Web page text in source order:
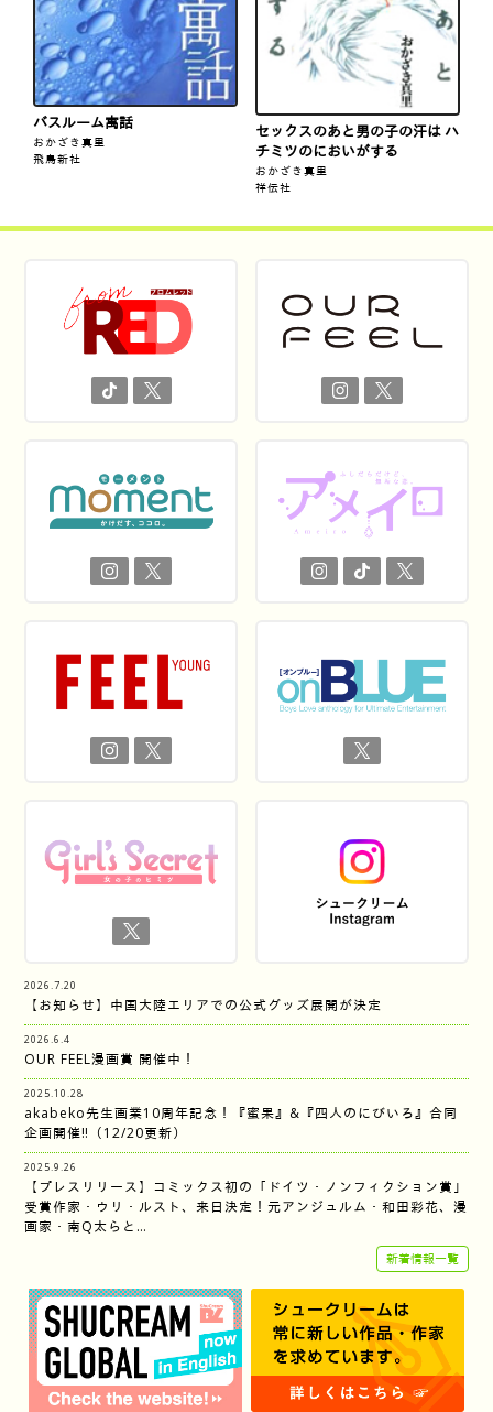
バスルーム寓話
おかざき真里
飛鳥新社
セックスのあと男の子の汗は ハ
チミツのにおいがする
おかざき真里
祥伝社
2026.7.20
【お知らせ】中国大陸エリアでの公式グッズ展開が決定
2026.6.4
OUR FEEL漫画賞 開催中！
2025.10.28
akabeko先生画業10周年記念！『蜜果』&『四人のにびいろ』合同
企画開催‼︎（12/20更新）
2025.9.26
【プレスリリース】コミックス初の「ドイツ・ノンフィクション賞」
受賞作家・ウリ・ルスト、来日決定！元アンジュルム・和田彩花、漫
画家・南Q太らと…
新着情報一覧